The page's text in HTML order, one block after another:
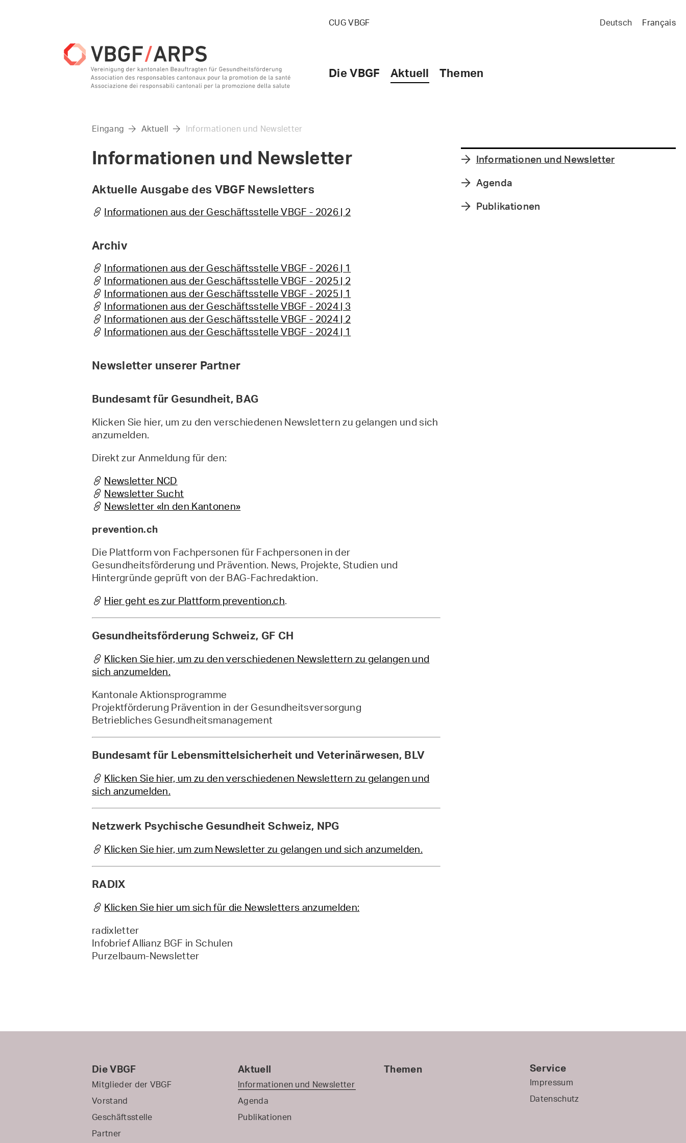
CUG VBGF Deutsch Français
Die VBGF Aktuell Themen
Eingang  Aktuell  Informationen und Newsletter
 Informationen und Newsletter
 Agenda
 Publikationen
Informationen und Newsletter
Aktuelle Ausgabe des VBGF Newsletters
Informationen aus der Geschäftsstelle VBGF - 2026 | 2
Archiv
Informationen aus der Geschäftsstelle VBGF - 2026 | 1
Informationen aus der Geschäftsstelle VBGF - 2025 | 2
Informationen aus der Geschäftsstelle VBGF - 2025 | 1
Informationen aus der Geschäftsstelle VBGF - 2024 | 3
Informationen aus der Geschäftsstelle VBGF - 2024 | 2
Informationen aus der Geschäftsstelle VBGF - 2024 | 1
Newsletter unserer Partner
Bundesamt für Gesundheit, BAG
Klicken Sie hier, um zu den verschiedenen Newslettern zu gelangen und sich
anzumelden.
Direkt zur Anmeldung für den:
Newsletter NCD
Newsletter Sucht
Newsletter «In den Kantonen»
prevention.ch
Die Plattform von Fachpersonen für Fachpersonen in der
Gesundheitsförderung und Prävention. News, Projekte, Studien und
Hintergründe geprüft von der BAG-Fachredaktion.
Hier geht es zur Plattform prevention.ch.
Gesundheitsförderung Schweiz, GF CH
Klicken Sie hier, um zu den verschiedenen Newslettern zu gelangen und
sich anzumelden.
Kantonale Aktionsprogramme
Projektförderung Prävention in der Gesundheitsversorgung
Betriebliches Gesundheitsmanagement
Bundesamt für Lebensmittelsicherheit und Veterinärwesen, BLV
Klicken Sie hier, um zu den verschiedenen Newslettern zu gelangen und
sich anzumelden.
Netzwerk Psychische Gesundheit Schweiz, NPG
Klicken Sie hier, um zum Newsletter zu gelangen und sich anzumelden.
RADIX
Klicken Sie hier um sich für die Newsletters anzumelden:
radixletter
Infobrief Allianz BGF in Schulen
Purzelbaum-Newsletter
Die VBGF
Mitglieder der VBGF
Vorstand
Geschäftsstelle
Partner
Aktuell
Informationen und Newsletter
Agenda
Publikationen
Themen Service
Impressum
Datenschutz